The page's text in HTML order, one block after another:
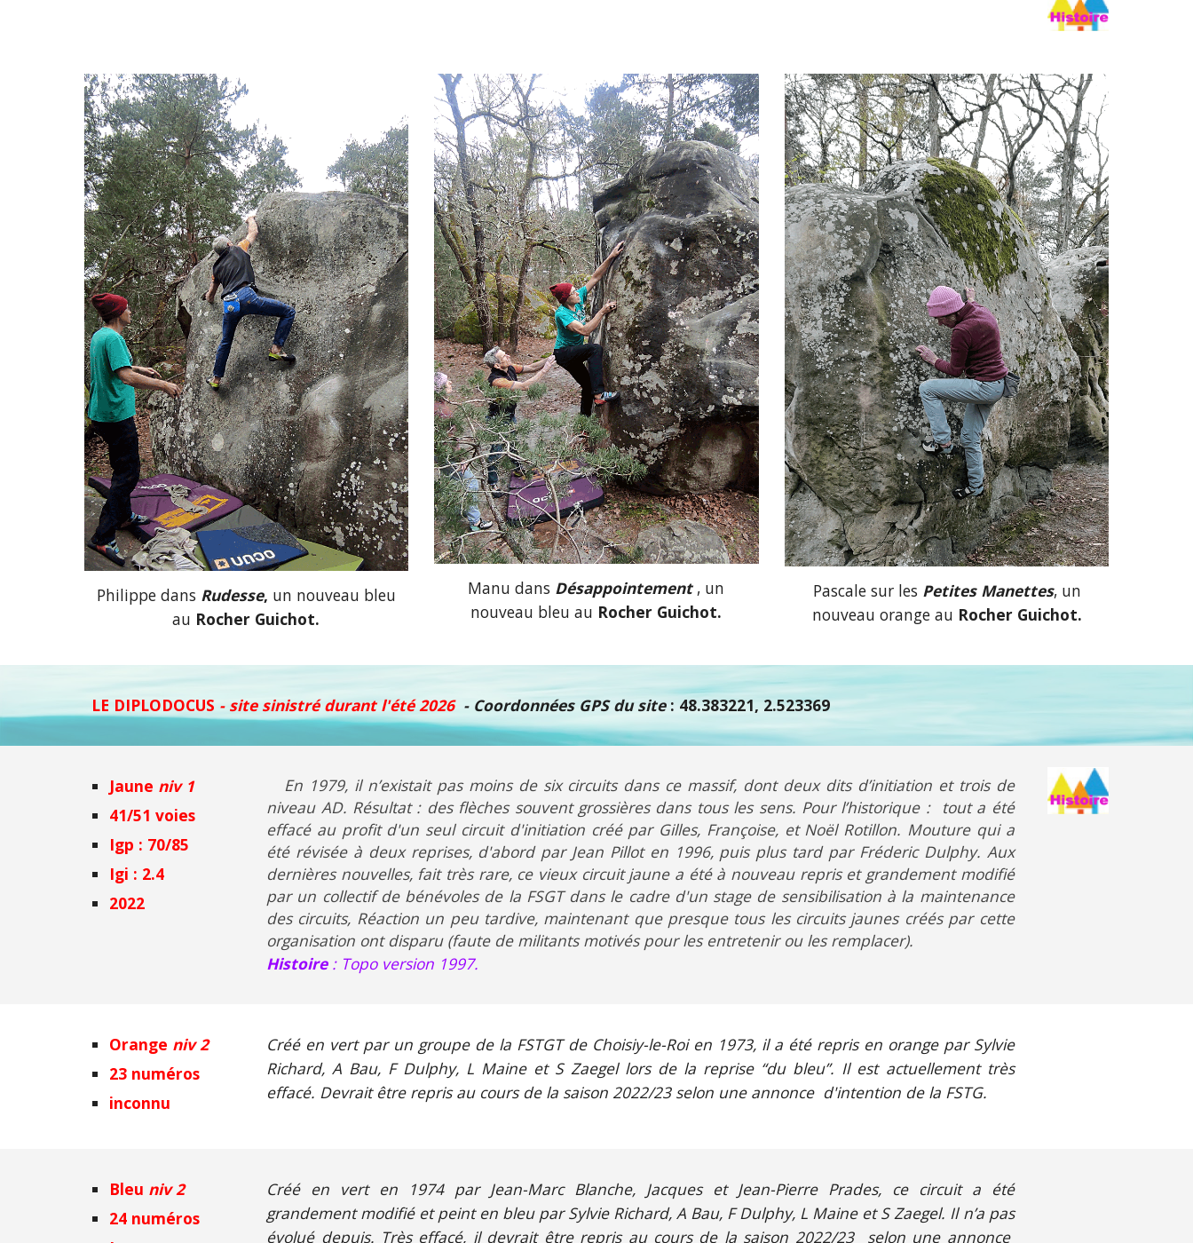
Philippe dans Rudesse, un nouveau bleu
au Rocher Guichot.
Manu dans Désappointement, un
nouveau bleuau Rocher Guichot.
Pascalesur les Petites Manettes, un
nouveau orangeau Rocher Guichot.
LE DIPLODOCUS - site sinistré durant l'été 2026 - Coordonnées GPS du site: 48.383221, 2.523369
Jaune niv 1
41/51 voies
Igp : 70/85
Igi : 2.4
2022
En 1979, il n’existait pas moins de six circuits dans ce massif, dont deux dits d’initiation et trois de
niveau AD. Résultat : des flèches souvent grossières dans tous les sens. Pour l’historique : tout a été
effacé au profit d'un seul circuit d'initiation créé par Gilles, Françoise, et Noël Rotillon. Mouture qui a
été révisée à deux reprises, d'abord par Jean Pillot en 1996, puis plus tard par Fréderic Dulphy. Aux
dernières nouvelles, fait très rare, ce vieux circuit jaune a été à nouveau repris et grandement modifié
par un collectif de bénévoles de la FSGT dans le cadre d'un stage de sensibilisation à la maintenance
des circuits, Réaction un peu tardive, maintenant que presque tous les circuits jaunes créés par cette
organisation ont disparu (faute de militants motivés pour les entretenir ou les remplacer).
Histoire: Topo version 1997.
Orange niv 2
23 numéros
inconnu
Créé en vert par un groupe de la FSTGT de Choisiy-le-Roi en 1973, il a été repris en orange par Sylvie
Richard, A Bau, F Dulphy, L Maine et S Zaegel lors de la reprise “du bleu”. Il est actuellement très
effacé. Devrait être repris au cours de la saison 2022/23 selon une annonce d'intention de la FSTG.
Bleu niv 2
24 numéros
Créé en vert en 1974 par Jean-Marc Blanche, Jacques et Jean-Pierre Prades, ce circuit a été
grandement modifié et peint en bleu par Sylvie Richard, A Bau, F Dulphy, L Maine et S Zaegel. Il n’a pas
évolué depuis. Très effacé, il devrait être repris au cours de la saison 2022/23 selon une annonce